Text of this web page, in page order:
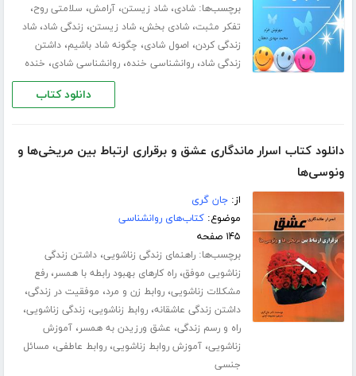
برچسب‌ها:شادی،شاد زیستن،آرامش، سلامتی روح،
تفکر مثبت،شادی بخش،شاد زیستن، زندگی شاد،شاد
زندگی کردن، اصول شادی، چگونه شاد باشیم،داشتن
زندگی شاد،روانشناسی خنده،روانشناسی شادی، خنده
دانلود کتاب
دانلود کتاب اسرار ماندگاری عشق و برقراری ارتباط بین مریخی‌ها و
ونوسی‌ها‎
از:جان گری
موضوع:کتاب‌های روانشناسی
۱۴۵ صفحه
برچسب‌ها:راهنمای زندگی زناشویی،داشتن زندگی
زناشویی موفق،راه کارهای بهبود رابطه با همسر،رفع
مشکلات زناشویی،روابط زن و مرد، موفقیت در زندگی،
داشتن زندگی عاشقانه،روابط زناشویی، زندگی زناشویی،
راه و رسم زندگی، عشق ورزیدن به همسر،آموزش
زناشویی،آموزش روابط زناشویی،روابط عاطفی، مسائل
جنسی